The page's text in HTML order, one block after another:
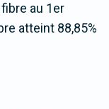
au 1er
atteint 88,85%